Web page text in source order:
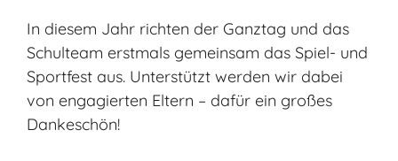
In diesem Jahr richten der Ganztag und das
Schulteam erstmals gemeinsam das Spiel- und
Sportfest aus. Unterstützt werden wir dabei
von engagierten Eltern – dafür ein großes
Dankeschön!